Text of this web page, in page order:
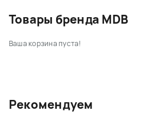
Рекомендуем
Товары бренда MDB
Ваша корзина пуста!